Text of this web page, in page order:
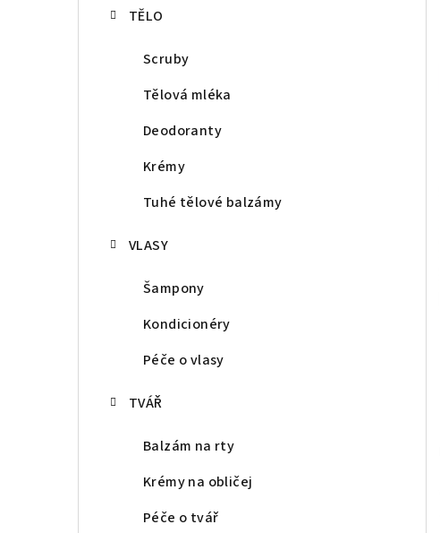
TĚLO
Scruby
Tělová mléka
Deodoranty
Krémy
Tuhé tělové balzámy
VLASY
Šampony
Kondicionéry
Péče o vlasy
TVÁŘ
Balzám na rty
Krémy na obličej
Péče o tvář